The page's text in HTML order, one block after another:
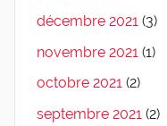
décembre 2021 (3)
novembre 2021 (1)
octobre 2021 (2)
septembre 2021 (2)